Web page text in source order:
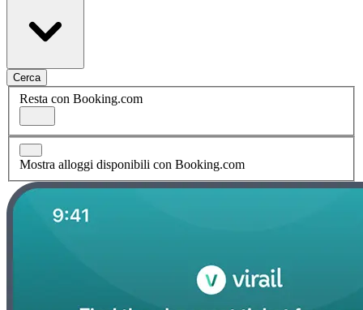
Cerca
Resta con Booking.com
Mostra alloggi disponibili con Booking.com